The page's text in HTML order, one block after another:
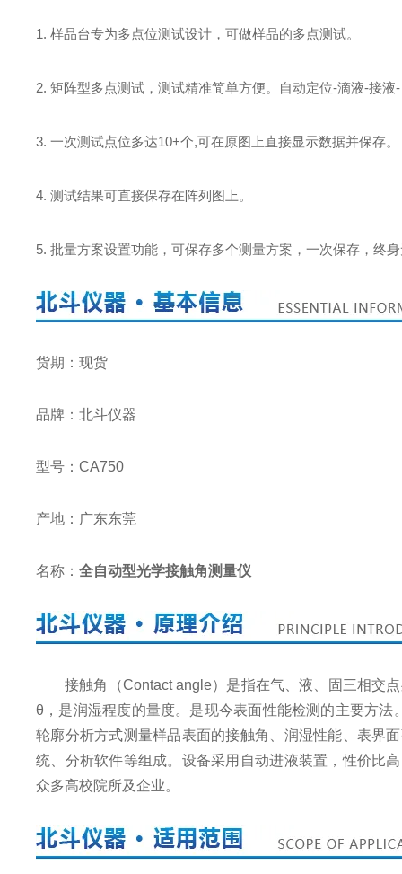
1. 样品台专为多点位测试设计，可做样品的多点测试。
2. 矩阵型多点测试，测试精准简单方便。自动定位-滴液-接液
3. 一次测试点位多达10+个,可在原图上直接显示数据并保存。
4. 测试结果可直接保存在阵列图上。
5. 批量方案设置功能，可保存多个测量方案，一次保存，终
货期：现货
品牌：北斗仪器
型号：CA750
产地：广东东莞
名称： 全自动型光学接触角测量仪
接触角（Contact angle）是指在气、液、固三相交
θ，是润湿程度的量度。是现今表面性能检测的主要方法
轮廓分析方式测量样品表面的接触角、润湿性能、表界
统、分析软件等组成。设备采用自动进液装置，性价比
众多高校院所及企业。